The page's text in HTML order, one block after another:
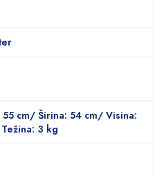
55 cm/ Širina: 54 cm/ Visina:
3 kg